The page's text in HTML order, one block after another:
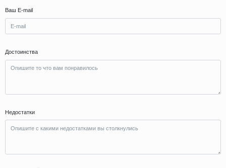
Ваш E-mail
Достоинства
Недостатки